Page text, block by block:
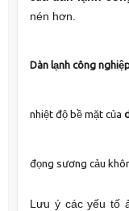
nén hơn.
Dàn lạnh công
nhiệt độ bề mặt của
đọng sương cảu
Lưu ý các yếu tố